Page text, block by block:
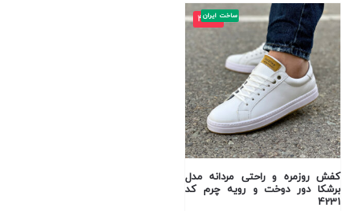
-42%
کفش روزمره و راحتی مردانه مدل
برشکا دور دوخت و رویه چرم کد
4231
ساخت ایران